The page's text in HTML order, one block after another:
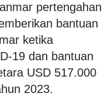
pertengahan
bantuan
ketika
19 dan bantuan
USD 517.000
2023.